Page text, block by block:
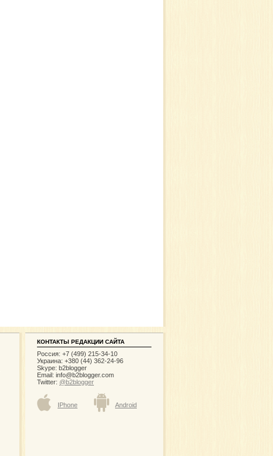
КОНТАКТЫ РЕДАКЦИИ САЙТА
Россия: +7 (499) 215-34-10
Украина: +380 (44) 362-24-96
Skype: b2blogger
Email: info@b2blogger.com
Twitter: @b2blogger
IPhone Android